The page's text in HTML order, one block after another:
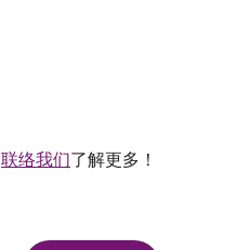
联络我们了解更多！